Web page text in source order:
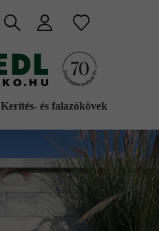
Kerítés- és falazókövek